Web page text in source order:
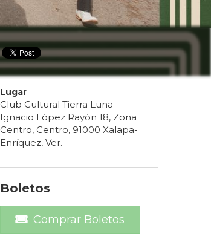
Lugar
Club Cultural Tierra Luna
Ignacio López Rayón 18, Zona
Centro, Centro, 91000 Xalapa-
Enríquez, Ver.
Boletos
Comprar Boletos